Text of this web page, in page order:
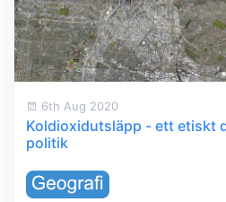
6th Aug 2020
Koldioxidutsläpp - ett etiskt
politik